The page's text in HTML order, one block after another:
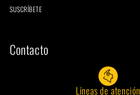
SUSCRÍBETE
Contacto
Líneas de atención